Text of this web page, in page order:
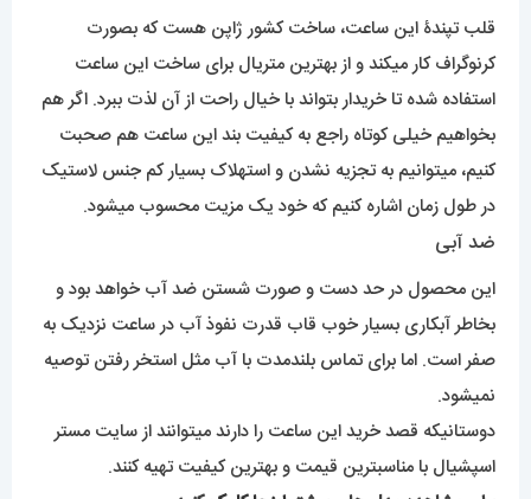
قلب تپندۀ این ساعت، ساخت کشور ژاپن هست که بصورت
کرنوگراف کار میکند و از بهترین متریال برای ساخت این ساعت
استفاده شده تا خریدار بتواند با خیال راحت از آن لذت ببرد. اگر هم
بخواهیم خیلی کوتاه راجع به کیفیت بند این ساعت هم صحبت
کنیم، میتوانیم به تجزیه نشدن و استهلاک بسیار کم جنس لاستیک
در طول زمان اشاره کنیم که خود یک مزیت محسوب میشود.
ضد آبی
این محصول در حد دست و صورت شستن ضد آب خواهد بود و
بخاطر آبکاری بسیار خوب قاب قدرت نفوذ آب در ساعت نزدیک به
صفر است. اما برای تماس بلندمدت با آب مثل استخر رفتن توصیه
نمیشود.
دوستانیکه قصد خرید این ساعت را دارند میتوانند از سایت مستر
اسپشیال با مناسبترین قیمت و بهترین کیفیت تهیه کنند.